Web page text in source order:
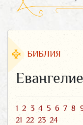
БИБЛИЯ
1 2 3 4 5 6 7 8
21 22 23 24